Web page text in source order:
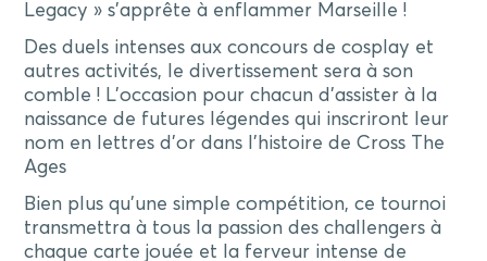
Legacy » s’apprête à enflammer Marseille !
Des duels intenses aux concours de cosplay et
autres activités, le divertissement sera à son
comble ! L’occasion pour chacun d’assister à la
naissance de futures légendes qui inscriront leur
nom en lettres d’or dans l’histoire de Cross The
Ages
Bien plus qu’une simple compétition, ce tournoi
transmettra à tous la passion des challengers à
chaque carte jouée et la ferveur intense de